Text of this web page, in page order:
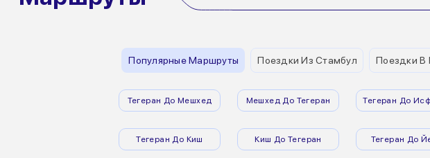
Популярные Маршруты Поездки Из Стамбул Поездки В
Тегеран До Мешхед Мешхед До Тегеран Тегеран До
Тегеран До Киш Киш До Тегеран Тегеран До